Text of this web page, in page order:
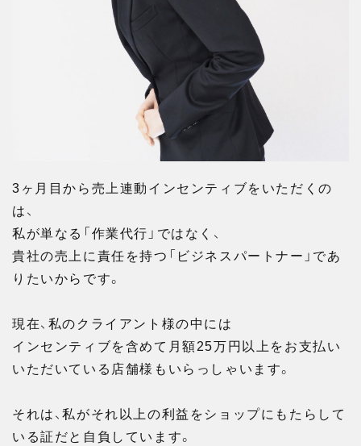
3ヶ月目から売上連動インセンティブをいただくの
は、
私が単なる「作業代行」ではなく、
貴社の売上に責任を持つ「ビジネスパートナー」であ
りたいからです。
現在、私のクライアント様の中には
インセンティブを含めて月額25万円以上をお支払い
いただいている店舗様もいらっしゃいます。
それは、私がそれ以上の利益をショップにもたらして
いる証だと自負しています。